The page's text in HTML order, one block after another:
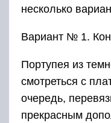
несколько
Вариант № 1.
Портупея из
смотреться с
очередь,
прекрасным